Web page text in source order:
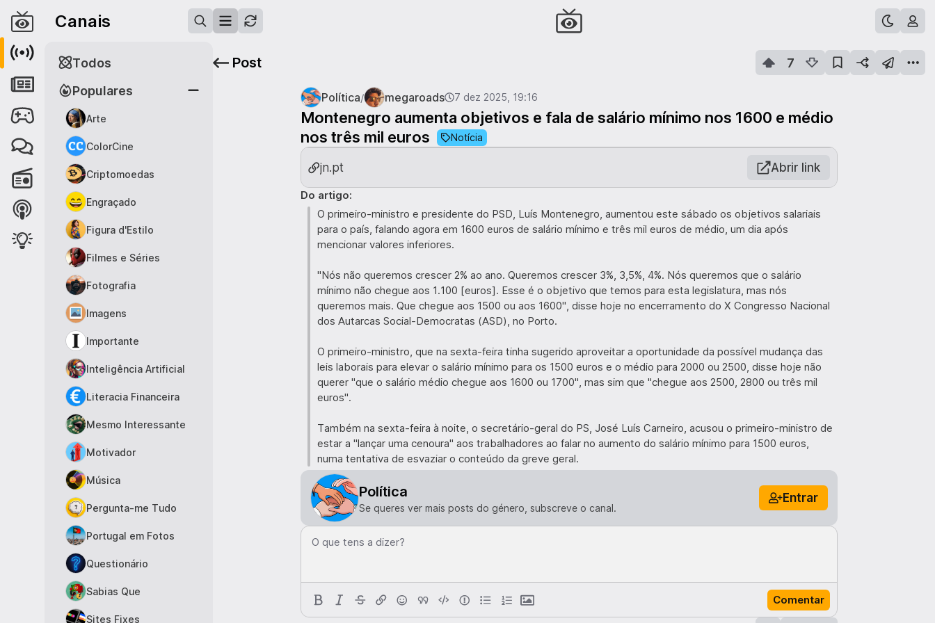
Canais
Populares
Arte
ColorCine
Criptomoedas
Engraçado
Figura d'Estilo
Filmes e Séries
Fotografia
Imagens
Importante
Inteligência Artificial
Literacia Financeira
Mesmo Interessante
Motivador
Música
Pergunta-me Tudo
Portugal em Fotos
Questionário
Sabias Que
Sites Fixes
Todos Post 7
Política/ megaroads 7 dez 2025, 19:16
Montenegro aumenta objetivos e fala de salário mínimo nos 1600 e médio
nos três mil euros
Notícia
jn.pt Abrir link
Do artigo:
O primeiro-ministro e presidente do PSD, Luís Montenegro, aumentou este sábado os objetivos salariais
para o país, falando agora em 1600 euros de salário mínimo e três mil euros de médio, um dia após
mencionar valores inferiores.
"Nós não queremos crescer 2% ao ano. Queremos crescer 3%, 3,5%, 4%. Nós queremos que o salário
mínimo não chegue aos 1.100 [euros]. Esse é o objetivo que temos para esta legislatura, mas nós
queremos mais. Que chegue aos 1500 ou aos 1600", disse hoje no encerramento do X Congresso Nacional
dos Autarcas Social-Democratas (ASD), no Porto.
O primeiro-ministro, que na sexta-feira tinha sugerido aproveitar a oportunidade da possível mudança das
leis laborais para elevar o salário mínimo para os 1500 euros e o médio para 2000 ou 2500, disse hoje não
querer "que o salário médio chegue aos 1600 ou 1700", mas sim que "chegue aos 2500, 2800 ou três mil
euros".
Também na sexta-feira à noite, o secretário-geral do PS, José Luís Carneiro, acusou o primeiro-ministro de
estar a "lançar uma cenoura" aos trabalhadores ao falar no aumento do salário mínimo para 1500 euros,
numa tentativa de esvaziar o conteúdo da greve geral.
Política
Se queres ver mais posts do género, subscreve o canal.
Entrar
O que tens a dizer?
Comentar